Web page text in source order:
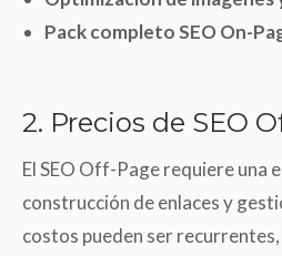
Pack completo SEO On-
2. Precios de SEO
El SEO Off-Page requiere una
construcción de enlaces y
costos pueden ser